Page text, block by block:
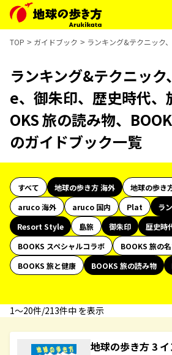
TOP ガイドブック ランキング&テクニック
ランキング&テクニッ
e、御朱印、歴史時代、
OKS 旅の読み物、
のガイドブック一覧
すべて 地球の歩き方 海外
地球の歩き
aruco 海外
aruco 国内 Plat
ラ
Resort Style
島旅 御朱印 歴史時
BOOKS スペシャルコラボ
BOOKS 旅の
BOOKS 旅と健康
BOOKS 旅の読み物
1〜20件/213件中 を表示
地球の歩き方 3